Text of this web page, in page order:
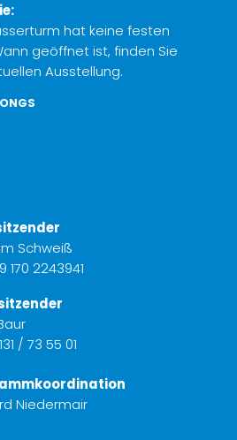
hat keine festen
geöffnet ist, finden Sie
Ausstellung.
Schweiß
170 2243941
/ 73 55 01
Niedermair